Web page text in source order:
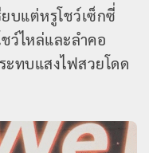
บแต่หรูโชว์เซ็กซี่
ว์ไหล่และลำคอ
ะทบแสงไฟสวยโดด